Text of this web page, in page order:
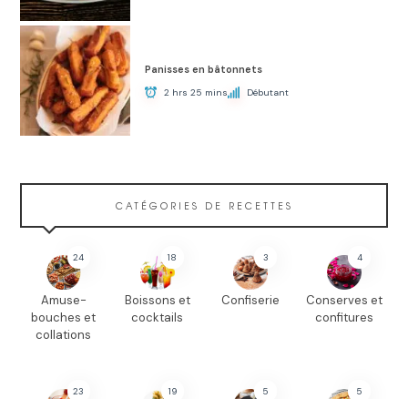
Panisses en bâtonnets
2 hrs 25 mins Débutant
CATÉGORIES DE RECETTES
24
Amuse-
bouches et
collations
18
Boissons et
cocktails
3
Confiserie
4
Conserves et
confitures
23 19 5 5